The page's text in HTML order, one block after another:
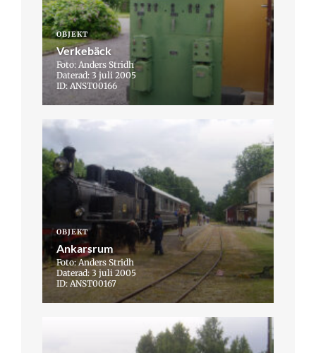
OBJEKT
Verkebäck
Foto: Anders Stridh
Daterad: 3 juli 2005
ID: ANST00166
OBJEKT
Ankarsrum
Foto: Anders Stridh
Daterad: 3 juli 2005
ID: ANST00167